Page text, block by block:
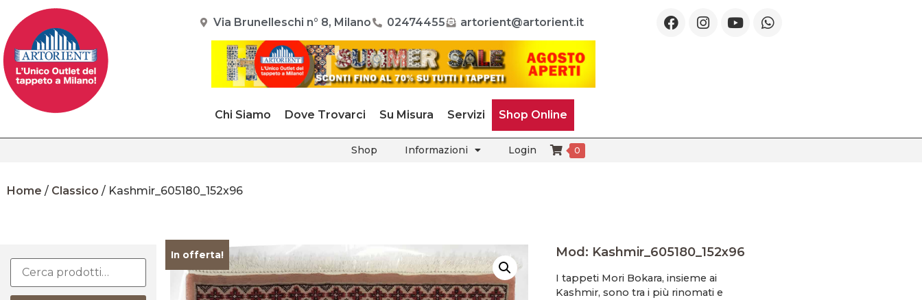
Via Brunelleschi n° 8, Milano 02474455 artorient@artorient.it
Chi Siamo Dove Trovarci Su Misura Servizi Shop Online
Shop Informazioni Login 0
Home / Classico / Kashmir_605180_152x96
In offerta! Mod: Kashmir_605180_152x96
I tappeti Mori Bokara, insieme ai
Kashmir, sono tra i più rinomati e